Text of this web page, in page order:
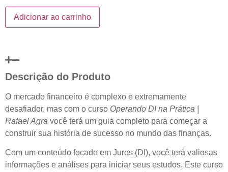
Adicionar ao carrinho
Descrição do Produto
O mercado financeiro é complexo e extremamente
desafiador, mas com o curso Operando DI na Prática |
Rafael Agra você terá um guia completo para começar a
construir sua história de sucesso no mundo das finanças.
Com um conteúdo focado em Juros (DI), você terá valiosas
informações e análises para iniciar seus estudos. Este curso